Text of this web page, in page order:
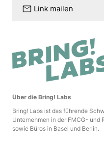
mail Link mailen
Über die Bring! Labs
Bring! Labs ist das führende
Unternehmen in der FMCG-
sowie Büros in Basel und Berlin.